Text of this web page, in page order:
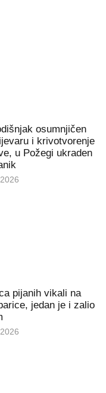
osumnjičen
i krivotvorenje
u Požegi ukraden
pijanih vikali na
jedan je i zalio